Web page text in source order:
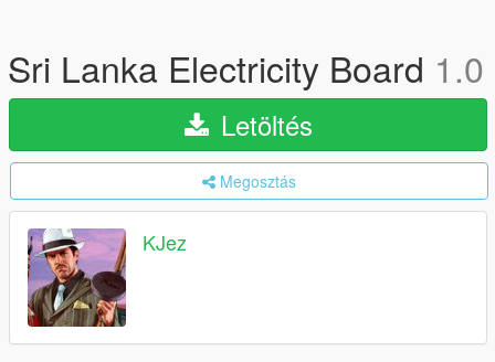
Sri Lanka Electricity Board 1.0
Letöltés
Megosztás
KJez